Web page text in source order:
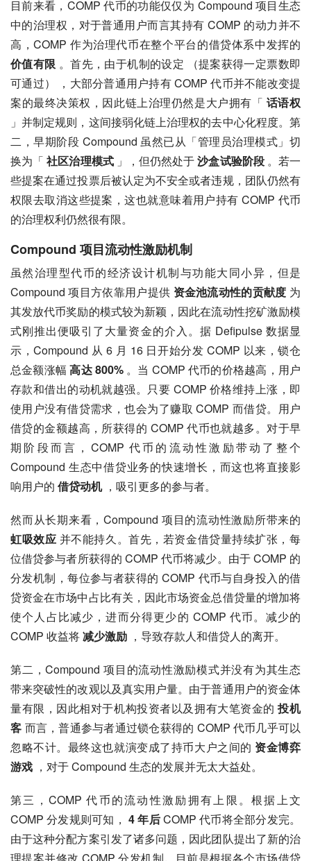
目前来看，COMP 代币的功能仅仅为 Compound 项目生态
中的治理权，对于普通用户而言其持有 COMP 的动力并不
价值有限 。首先，由于机制的设定 （提案获得一定票数即
可通过） ，大部分普通用户持有 COMP 代币并不能改变提
案的最终决策权，因此链上治理仍然是大户拥有「 话语权
」并制定规则，这间接弱化链上治理权的去中心化程度。第
二，早期阶段 Compound 虽然已从「管理员治理模式」切
换为「 社区治理模式 」，但仍然处于 沙盒试验阶段 。若一
些提案在通过投票后被认定为不安全或者违规，团队仍然有
权限去取消这些提案，这也就意味着用户持有 COMP 代币
的治理权利仍然很有限。
Compound 项目流动性激励机制
虽然治理型代币的经济设计机制与功能大同小异，但是
Compound 项目方依靠用户提供 资金池流动性的贡献度 为
其发放代币奖励的模式较为新颖，因此在流动性挖矿激励模
式刚推出便吸引了大量资金的介入。据 Defipulse 数据显
示，Compound 从 6 月 16 日开始分发 COMP 以来，锁仓
总金额涨幅 高达 800% 。当 COMP 代币的价格越高，用户
存款和借出的动机就越强。只要 COMP 价格维持上涨，即
使用户没有借贷需求，也会为了赚取 COMP 而借贷。用户
借贷的金额越高，所获得的 COMP 代币也就越多。对于早
期阶段而言，COMP 代币的流动性激励带动了整个
Compound 生态中借贷业务的快速增长，而这也将直接影
响用户的 借贷动机 ，吸引更多的参与者。
虹吸效应 并不能持久。首先，若资金借贷量持续扩张，每
位借贷参与者所获得的 COMP 代币将减少。由于 COMP 的
分发机制，每位参与者获得的 COMP 代币与自身投入的借
贷资金在市场中占比有关，因此市场资金总借贷量的增加将
使个人占比减少，进而分得更少的 COMP 代币。减少的
COMP 收益将 减少激励 ，导致存款人和借贷人的离开。
第二，Compound 项目的流动性激励模式并没有为其生态
带来突破性的改观以及真实用户量。由于普通用户的资金体
量有限，因此相对于机构投资者以及拥有大笔资金的 投机
客 而言，普通参与者通过锁仓获得的 COMP 代币几乎可以
忽略不计。最终这也就演变成了持币大户之间的 资金博弈
游戏 ，对于 Compound 生态的发展并无太大益处。
第三，COMP 代币的流动性激励拥有上限。根据上文
COMP 分发规则可知， 4 年后 COMP 代币将全部分发完。
由于这种分配方案引发了诸多问题，因此团队提出了新的治